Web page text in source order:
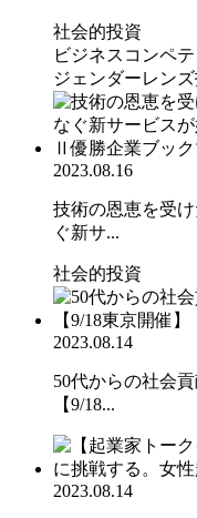
社会的投資
ビジネスコンペ
ジェンダーレン
2023.08.16
技術の恩恵を受
ぐ新サ...
社会的投資
2023.08.14
50代からの社会
【9/18...
2023.08.14